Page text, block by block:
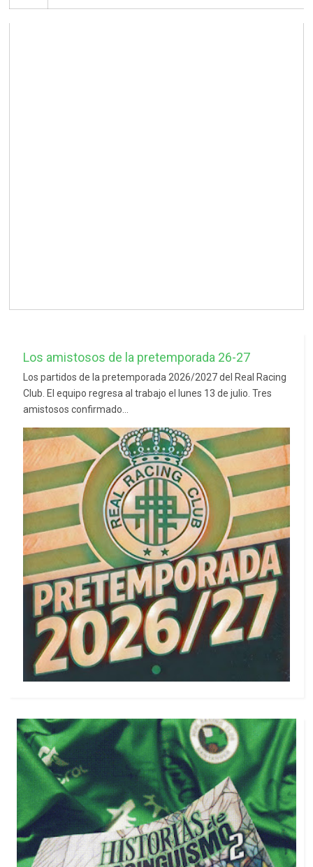
Los amistosos de la pretemporada 26-27
Los partidos de la pretemporada 2026/2027 del Real Racing
Club. El equipo regresa al trabajo el lunes 13 de julio. Tres
amistosos confirmado...